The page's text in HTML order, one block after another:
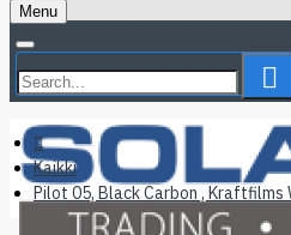
Menu
Kaikki
Pilot 05, Black Carbon , Kraftfilms